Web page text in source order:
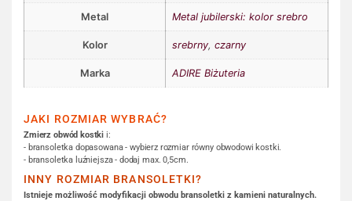
Metal Metal jubilerski: kolor srebro
Kolor srebrny, czarny
Marka ADIRE Biżuteria
JAKI ROZMIAR WYBRAĆ?
Zmierz obwód kostki i:
- bransoletka dopasowana - wybierz rozmiar równy obwodowi kostki.
- bransoletka luźniejsza - dodaj max. 0,5cm.
INNY ROZMIAR BRANSOLETKI?
Istnieje możliwość modyfikacji obwodu bransoletki z kamieni naturalnych.